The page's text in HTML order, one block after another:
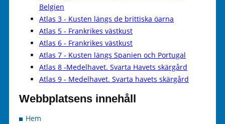
Belgien
Atlas 3 - Kusten längs de brittiska öarna
Atlas 5 - Frankrikes västkust
Atlas 6 - Frankrikes västkust
Atlas 7 - Kusten längs Spanien och Portugal
Atlas 8 -Medelhavet. Svarta Havets skärgård
Atlas 9 - Medelhavet. Svarta havets skärgård
Webbplatsens innehåll
Hem